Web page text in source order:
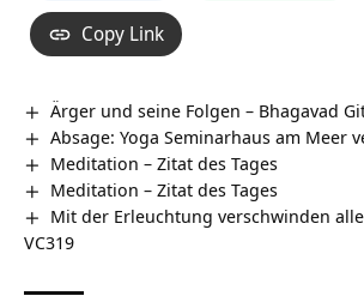
Copy Link
Ärger und seine Folgen – Bhagavad
Absage: Yoga Seminarhaus am Meer
Meditation – Zitat des Tages
Meditation – Zitat des Tages
Mit der Erleuchtung verschwinden
VC319